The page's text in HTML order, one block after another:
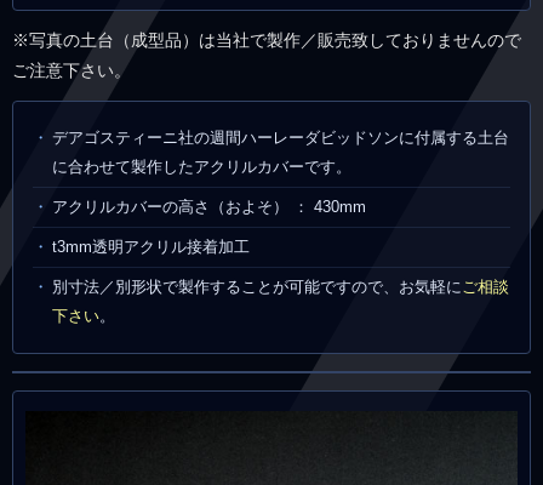
※写真の土台（成型品）は当社で製作／販売致しておりませんので
ご注意下さい。
デアゴスティーニ社の週間ハーレーダビッドソンに付属する土台
に合わせて製作したアクリルカバーです。
アクリルカバーの高さ（およそ） ： 430mm
t3mm透明アクリル接着加工
別寸法／別形状で製作することが可能ですので、お気軽に ご相談
下さい。